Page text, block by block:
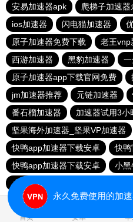
安易加速器apk
爬梯子加速器
ios加速器
闪电猫加速器
原子加速器免费下载
老王vnp
西游加速器
黑豹加速器
原子加速器app下载官网免费
jm加速器推荐
元链加速器
番石榴加速器
加速器试用3小
坚果海外加速器_坚果VP加速器
快鸭app加速器下载安卓
快鸭
快鸭app加速器下载安卓
小黑
小猫咪clash教程
首页 安卓
永久免费使用的加